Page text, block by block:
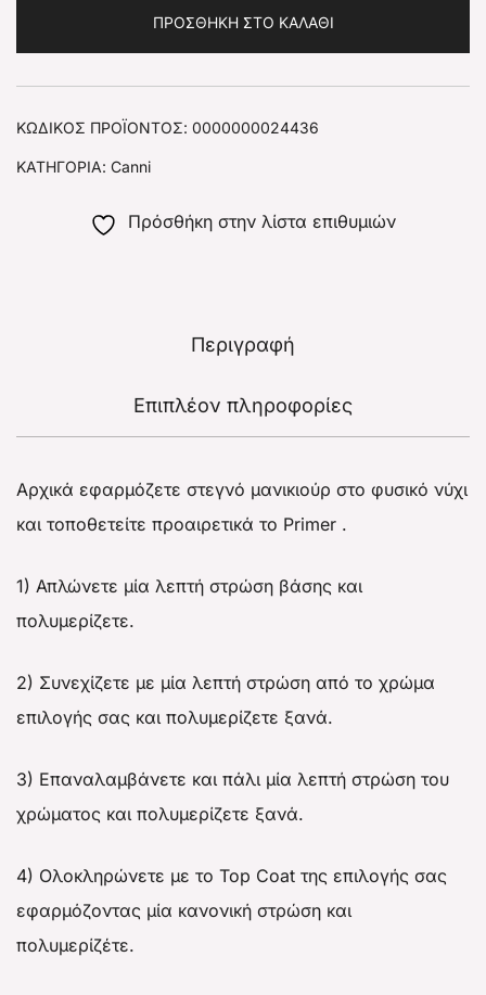
ΠΡΟΣΘΉΚΗ ΣΤΟ ΚΑΛΆΘΙ
ΚΩΔΙΚΌΣ ΠΡΟΪΌΝΤΟΣ: 0000000024436
ΚΑΤΗΓΟΡΊΑ: Canni
Πρόσθήκη στην λίστα επιθυμιών
Περιγραφή
Επιπλέον πληροφορίες
Αρχικά εφαρμόζετε στεγνό μανικιούρ στο φυσικό νύχι
και τοποθετείτε προαιρετικά το Primer .
1) Απλώνετε μία λεπτή στρώση βάσης και
πολυμερίζετε.
2) Συνεχίζετε με μία λεπτή στρώση από το χρώμα
επιλογής σας και πολυμερίζετε ξανά.
3) Επαναλαμβάνετε και πάλι μία λεπτή στρώση του
χρώματος και πολυμερίζετε ξανά.
4) Ολοκληρώνετε με το Top Coat της επιλογής σας
εφαρμόζοντας μία κανονική στρώση και
πολυμερίζέτε.